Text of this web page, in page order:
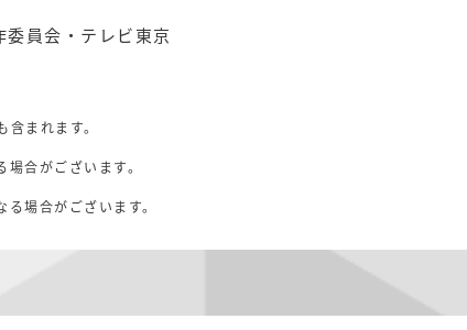
員会・テレビ東京
まれます。
合がございます。
場合がございます。